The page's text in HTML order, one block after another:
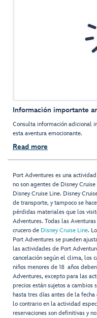
Información importante
Consulta información adicional
esta aventura emocionante.
Read more
Port Adventures es una
no son agentes de Disney
Disney Cruise Line. Disney
de transporte, y tampoco se
pérdidas materiales que los
Adventures. Todas las
crucero de Disney Cruise Line.
Port Adventures se pueden
las actividades de Port
cancelación según el clima, los
niños menores de 18 años
Adventures, excepto para las
precios están sujetos a cambios
hasta tres días antes de la
lo contrario en la actividad
reservaciones son definitivas y